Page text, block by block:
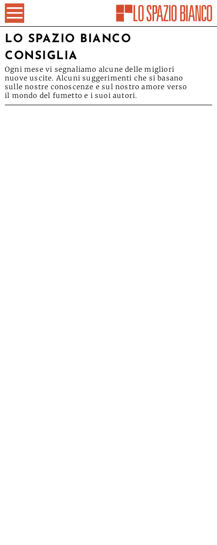
LO SPAZIO BIANCO
CONSIGLIA
Ogni mese vi segnaliamo alcune delle migliori
nuove uscite. Alcuni suggerimenti che si basano
sulle nostre conoscenze e sul nostro amore verso
il mondo del fumetto e i suoi autori.